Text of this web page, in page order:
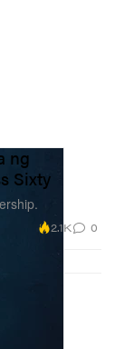
ng
Sixty
2.1K 0